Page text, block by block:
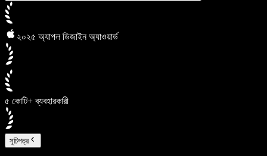
২০২৫ অ্যাপল ডিজাইন অ্যাওয়ার্ড
৫ কোটি+ ব্যবহারকারী
সূচিপত্র